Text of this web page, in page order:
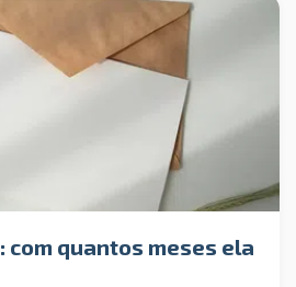
com quantos meses ela